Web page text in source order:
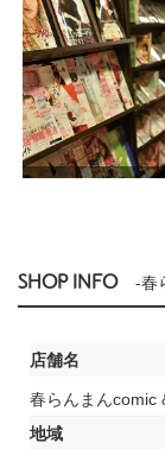
SHOP INFO -春
店舗名
春らんまんcomic
地域